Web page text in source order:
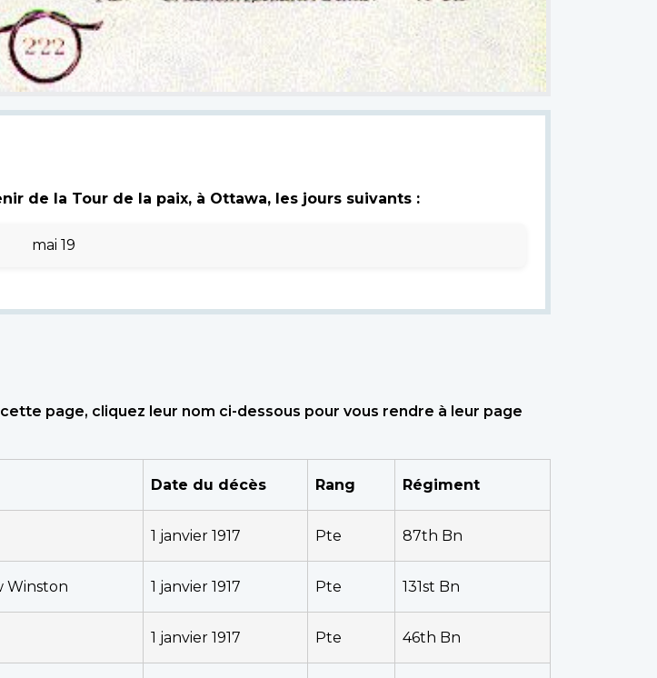
de la Tour de la paix, à Ottawa, les jours suivants :
mai 19
page, cliquez leur nom ci-dessous pour vous rendre à leur page
Date du décès Rang Régiment
1 janvier 1917 Pte 87th Bn
Winston 1 janvier 1917 Pte 131st Bn
1 janvier 1917 Pte 46th Bn